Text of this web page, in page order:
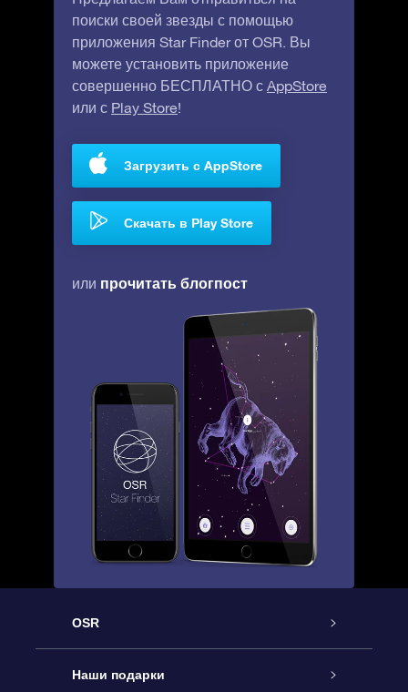
поиски своей звезды с помощью
приложения Star Finder от OSR. Вы
можете установить приложение
совершенно БЕСПЛАТНО с AppStore
или с Play Store!
Загрузить с AppStore
Скачать в Play Store
или прочитать блогпост
OSR
Обслуживание
Наши подарки